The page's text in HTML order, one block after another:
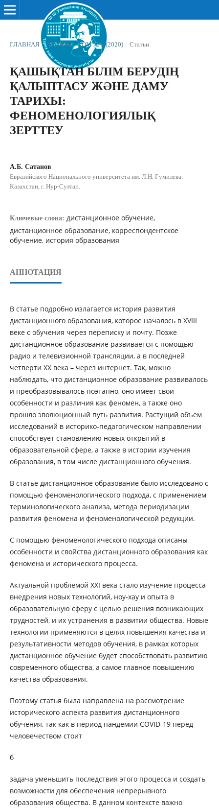
ГЛАВНАЯ / АРХИВЫ / ТОМ № 4 (2020) / Статьи
ҚАШЫҚТАН БІЛІМ БЕРУДІҢ
ҚАЛЫПТАСУ ЖƏНЕ ДАМУ
ТАРИХЫ:
ФЕНОМЕНОЛОГИЯЛЫҚ
ЗЕРТТЕУ
А.Б. Сатанов
Евразийского Национального университета им. Л.Н. Гумилева.
Казахстан, г. Нур-Султан.
Ключевые слова: дистанционное обучение,
дистанционное образование, корреспондентское
обучение, история образования
АННОТАЦИЯ
В статье подробно излагается история развития
дистанционного образования, которое началось в XVIII
веке с обучения через переписку и почту. Позже
дистанционное образование развивается с помощью
радио и телевизионной трансляции, а в последней
четверти XX века – через интернет. Так, можно
наблюдать, что дистанционное образование развивалось
и преобразовывалось поэтапно, оно имеет свои
особенности и различия как феномен, а также оно
прошло эволюционный путь развития. Растущий объем
исследований в историко-педагогическом направлении
способствует становлению новых открытий в
образовательной сфере, а также в истории изучения
образования, в том числе дистанционного обучения.
В статье дистанционное образование было исследовано с
помощью феноменологического подхода, с применением
терминологического анализа, метода периодизации
развития феномена и феноменологической редукции.
С помощью феноменологического подхода описаны
особенности и свойства дистанционного образования как
феномена и исторического процесса.
Актуальной проблемой XXI века стало изучение процесса
внедрения новых технологий, ноу-хау и опыта в
образовательную сферу с целью решения возникающих
трудностей, и их устранения в развитии общества. Новые
технологии применяются в целях повышения качества и
результативности методов обучения, в рамках которых
дистанционное обучение будет способствовать развитию
современного общества, а самое главное повышению
качества образования.
Поэтому статья была направлена на рассмотрение
исторического аспекта развития дистанционного
обучения, так как в период пандемии COVID-19 перед
человечеством стоит
б
задача уменьшить последствия этого процесса и создать
возможности для обеспечения непрерывного
образования общества. В данном контексте важно